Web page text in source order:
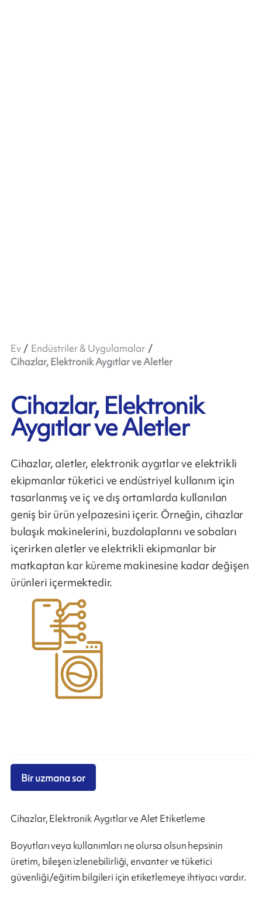
Ev
Endüstriler & Uygulamalar
Cihazlar, Elektronik Aygıtlar ve Aletler
Cihazlar, Elektronik
Aygıtlar ve Aletler
Cihazlar, aletler, elektronik aygıtlar ve elektrikli
ekipmanlar tüketici ve endüstriyel kullanım için
tasarlanmış ve iç ve dış ortamlarda kullanılan
geniş bir ürün yelpazesini içerir. Örneğin, cihazlar
bulaşık makinelerini, buzdolaplarını ve sobaları
içerirken aletler ve elektrikli ekipmanlar bir
matkaptan kar küreme makinesine kadar değişen
ürünleri içermektedir.
Cihazlar, Elektronik Aygıtlar ve Alet Etiketleme
Boyutları veya kullanımları ne olursa olsun hepsinin
üretim, bileşen izlenebilirliği, envanter ve tüketici
güvenliği/eğitim bilgileri için etiketlemeye ihtiyacı vardır.
Bir uzmana sor